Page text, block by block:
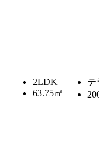
2LDK
63.75㎡
テ